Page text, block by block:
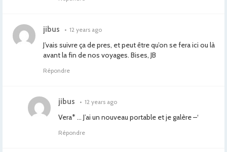
jibus • 12 years ago
J’vais suivre ça de pres, et peut être qu’on se fera ici ou là
avant la fin de nos voyages. Bises, JB
Répondre
jibus • 12 years ago
Vera* … J’ai un nouveau portable et je galère –‘
Répondre